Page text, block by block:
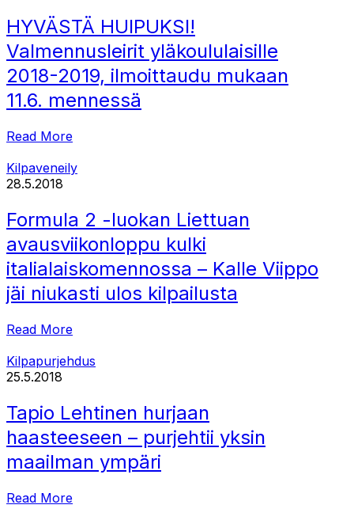
HYVÄSTÄ HUIPUKSI!
Valmennusleirit yläkoululaisille
2018-2019, ilmoittaudu mukaan
11.6. mennessä
Read More
Kilpaveneily
28.5.2018
Formula 2 -luokan Liettuan
avausviikonloppu kulki
italialaiskomennossa – Kalle Viippo
jäi niukasti ulos kilpailusta
Read More
Kilpapurjehdus
25.5.2018
Tapio Lehtinen hurjaan
haasteeseen – purjehtii yksin
maailman ympäri
Read More